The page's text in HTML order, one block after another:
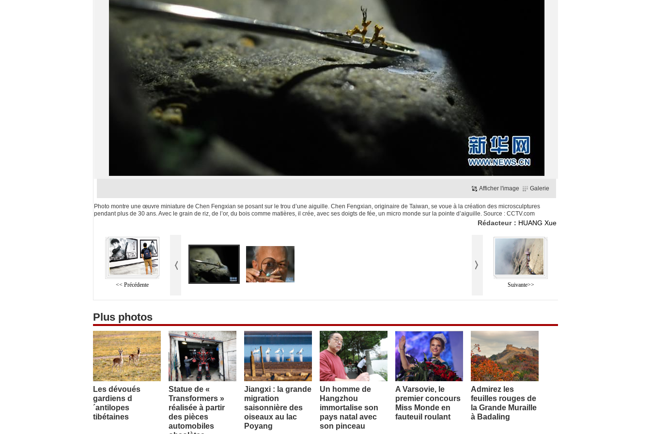
Afficher l'image Galerie
Photo montre une œuvre miniature de Chen Fengxian se posant sur le trou d’une aiguille. Chen Fengxian, originaire de Taiwan, se voue à la création des microsculptures
pendant plus de 30 ans. Avec le grain de riz, de l’or, du bois comme matières, il crée, avec ses doigts de fée, un micro monde sur la pointe d’aiguille. Source : CCTV.com
Rédacteur： HUANG Xue
<< Précédente Suivante>>
Plus photos
Les dévoués
gardiens d
´antilopes
tibétaines
Statue de «
Transformers »
réalisée à partir
des pièces
automobiles
Jiangxi : la grande
migration
saisonnière des
oiseaux au lac
Poyang
Un homme de
Hangzhou
immortalise son
pays natal avec
son pinceau
A Varsovie, le
premier concours
Miss Monde en
fauteuil roulant
Admirez les
feuilles rouges de
la Grande Muraille
à Badaling